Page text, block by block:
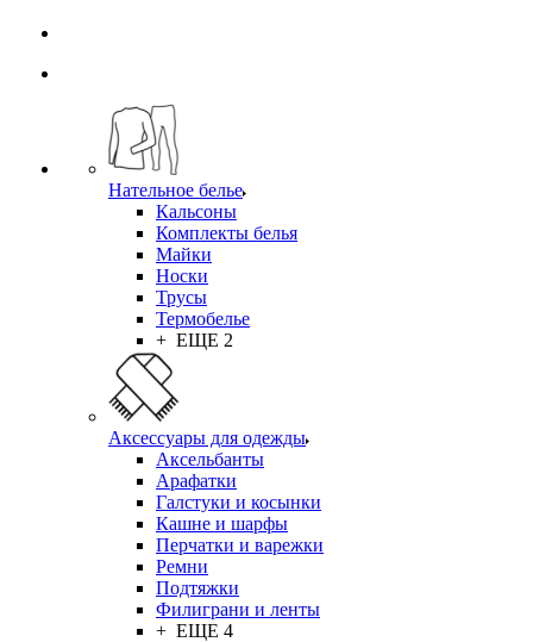
Нательное белье
Кальсоны
Комплекты белья
Майки
Носки
Трусы
Термобелье
+ ЕЩЕ 2
Аксессуары для одежды
Аксельбанты
Арафатки
Галстуки и косынки
Кашне и шарфы
Перчатки и варежки
Ремни
Подтяжки
Филиграни и ленты
+ ЕЩЕ 4